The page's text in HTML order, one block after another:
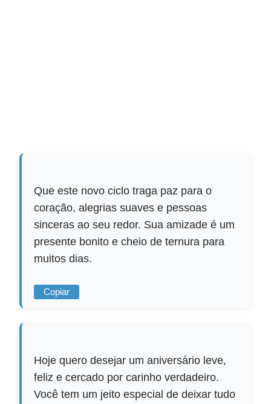
Que este novo ciclo traga paz para o
coração, alegrias suaves e pessoas
sinceras ao seu redor. Sua amizade é um
presente bonito e cheio de ternura para
muitos dias.
Copiar
Hoje quero desejar um aniversário leve,
feliz e cercado por carinho verdadeiro.
Você tem um jeito especial de deixar tudo